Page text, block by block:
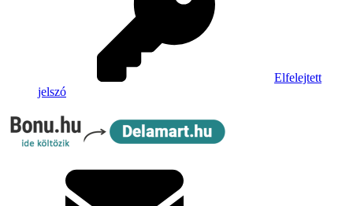
Elfelejtett
jelszó